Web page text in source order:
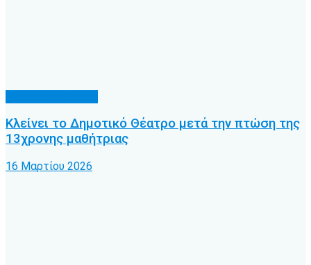
Κλείνει το Δημοτικό Θέατρο μετά την πτώση της
13χρονης μαθήτριας
16 Μαρτίου 2026